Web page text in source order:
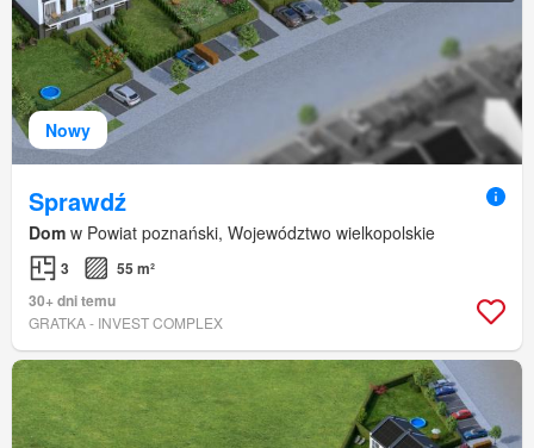
Nowy
Sprawdź
Dom w Powiat poznański, Województwo wielkopolskie
3
55 m²
30+ dni temu
GRATKA - INVEST COMPLEX